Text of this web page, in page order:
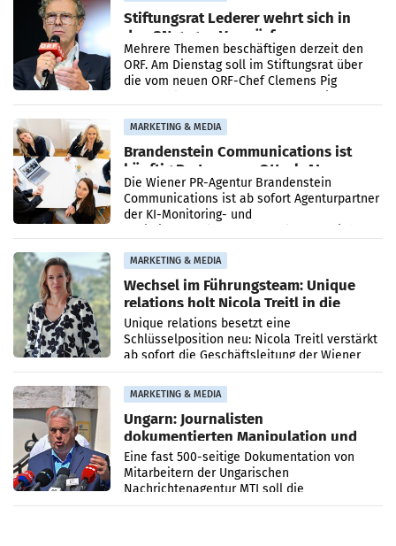
Stiftungsrat Lederer wehrt sich in
den SN gegen Vorwürfe
Mehrere Themen beschäftigen derzeit den
ORF. Am Dienstag soll im Stiftungsrat über
die vom neuen ORF-Chef Clemens Pig
MARKETING & MEDIA
Brandenstein Communications ist
künftig Partner von OtterlyAI
Die Wiener PR-Agentur Brandenstein
Communications ist ab sofort Agenturpartner
der KI-Monitoring- und
MARKETING & MEDIA
Wechsel im Führungsteam: Unique
relations holt Nicola Treitl in die
Geschäftsleitung
Unique relations besetzt eine
Schlüsselposition neu: Nicola Treitl verstärkt
ab sofort die Geschäftsleitung der Wiener
PR-Agentur an der Seite von Josef Kalina und
Anna Kalina-Mahr.
MARKETING & MEDIA
Ungarn: Journalisten
dokumentierten Manipulation und
Zensur
Eine fast 500-seitige Dokumentation von
Mitarbeitern der Ungarischen
Nachrichtenagentur MTI soll die
systematische Nachrichten-Manipulation und